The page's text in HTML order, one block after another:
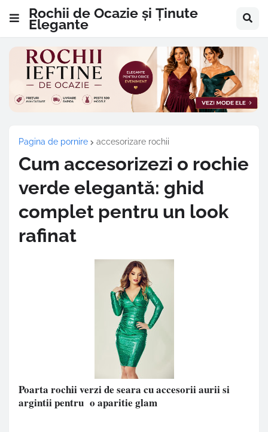
Rochii de Ocazie și Ținute
Elegante
Pagina de pornire accesorizare rochii
Cum accesorizezi o rochie
verde elegantă: ghid
complet pentru un look
rafinat
Poarta rochii verzi de seara cu accesorii aurii si
argintii pentru o aparitie glam